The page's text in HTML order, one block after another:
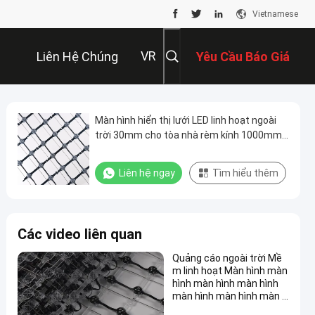
Vietnamese
Liên Hệ Chúng
Tôi
VR Yêu Cầu Báo Giá
Màn hình hiển thị lưới LED linh hoạt ngoài
trời 30mm cho tòa nhà rèm kính 1000mm *
tuổi thọ
Liên hệ ngay Tìm hiểu thêm
Các video liên quan
Quảng cáo ngoài trời Mề
m linh hoạt Màn hình màn
hình màn hình màn hình
màn hình màn hình màn h